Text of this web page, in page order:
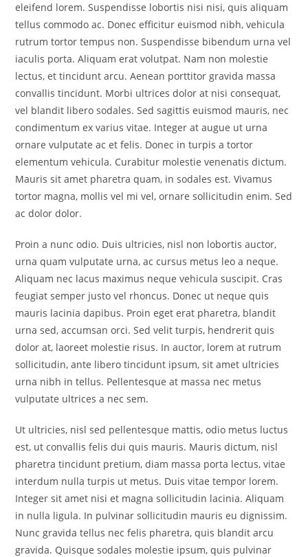
eleifend lorem. Suspendisse lobortis nisi nisi, quis aliquam
tellus commodo ac. Donec efficitur euismod nibh, vehicula
rutrum tortor tempus non. Suspendisse bibendum urna vel
iaculis porta. Aliquam erat volutpat. Nam non molestie
lectus, et tincidunt arcu. Aenean porttitor gravida massa
convallis tincidunt. Morbi ultrices dolor at nisi consequat,
vel blandit libero sodales. Sed sagittis euismod mauris, nec
condimentum ex varius vitae. Integer at augue ut urna
ornare vulputate ac et felis. Donec in turpis a tortor
elementum vehicula. Curabitur molestie venenatis dictum.
Mauris sit amet pharetra quam, in sodales est. Vivamus
tortor magna, mollis vel mi vel, ornare sollicitudin enim. Sed
ac dolor dolor.
Proin a nunc odio. Duis ultricies, nisl non lobortis auctor,
urna quam vulputate urna, ac cursus metus leo a neque.
Aliquam nec lacus maximus neque vehicula suscipit. Cras
feugiat semper justo vel rhoncus. Donec ut neque quis
mauris lacinia dapibus. Proin eget erat pharetra, blandit
urna sed, accumsan orci. Sed velit turpis, hendrerit quis
dolor at, laoreet molestie risus. In auctor, lorem at rutrum
sollicitudin, ante libero tincidunt ipsum, sit amet ultricies
urna nibh in tellus. Pellentesque at massa nec metus
vulputate ultrices a nec sem.
Ut ultricies, nisl sed pellentesque mattis, odio metus luctus
est, ut convallis felis dui quis mauris. Mauris dictum, nisl
pharetra tincidunt pretium, diam massa porta lectus, vitae
interdum nulla turpis ut metus. Duis vitae tempor lorem.
Integer sit amet nisi et magna sollicitudin lacinia. Aliquam
in nulla ligula. In pulvinar sollicitudin mauris eu dignissim.
Nunc gravida tellus nec felis pharetra, quis blandit arcu
gravida. Quisque sodales molestie ipsum, quis pulvinar